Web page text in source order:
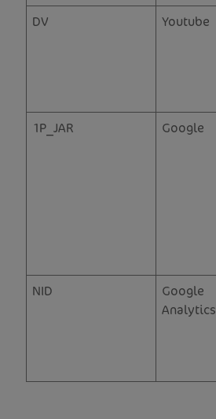
DV
Youtube
1P_JAR
Google
NID
Google
Analytics